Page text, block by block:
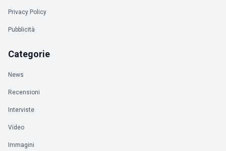
Privacy Policy
Pubblicità
Categorie
News
Recensioni
Interviste
Video
Immagini